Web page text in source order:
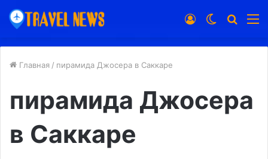
Switch
Войти
Главная / пирамида Джосера в Саккаре
пирамида Джосера
в Саккаре